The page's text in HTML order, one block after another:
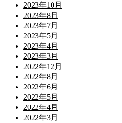
2023年10月
2023年8月
2023年7月
2023年5月
2023年4月
2023年3月
2022年12月
2022年8月
2022年6月
2022年5月
2022年4月
2022年3月